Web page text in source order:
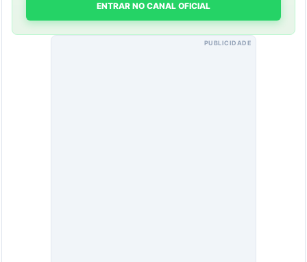
ENTRAR NO CANAL OFICIAL
PUBLICIDADE